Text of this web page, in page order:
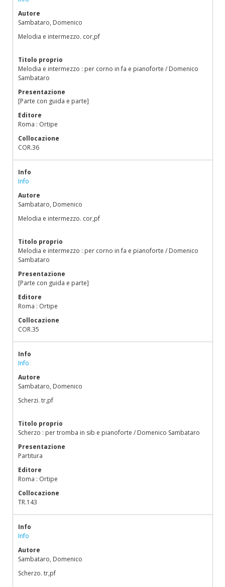
Autore
Sambataro, Domenico
Melodia e intermezzo. cor,pf
Titolo proprio
Melodia e intermezzo : per corno in fa e pianoforte / Domenico
Sambataro
Presentazione
[Parte con guida e parte]
Editore
Roma : Ortipe
Collocazione
COR.36
Info
Info
Autore
Sambataro, Domenico
Melodia e intermezzo. cor,pf
Titolo proprio
Melodia e intermezzo : per corno in fa e pianoforte / Domenico
Sambataro
Presentazione
[Parte con guida e parte]
Editore
Roma : Ortipe
Collocazione
COR.35
Info
Info
Autore
Sambataro, Domenico
Scherzi. tr,pf
Titolo proprio
Scherzo : per tromba in sib e pianoforte / Domenico Sambataro
Presentazione
Partitura
Editore
Roma : Ortipe
Collocazione
TR.143
Info
Info
Autore
Sambataro, Domenico
Scherzo. tr,pf